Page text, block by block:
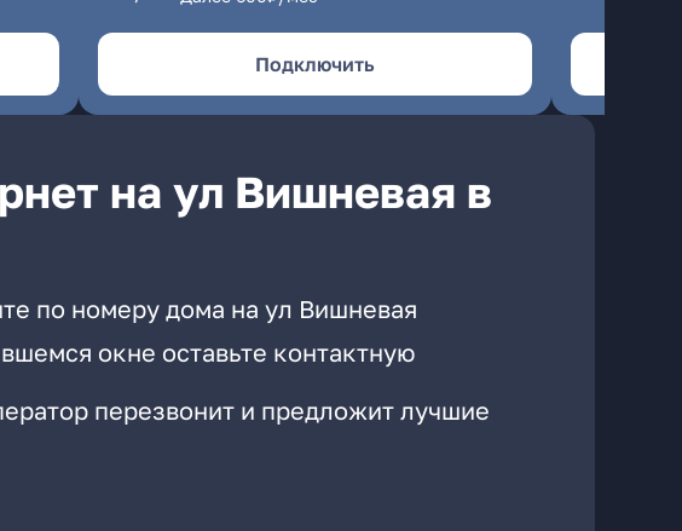
Подключить
на ул Вишневая в
по номеру дома на ул Вишневая
окне оставьте контактную
перезвонит и предложит лучшие